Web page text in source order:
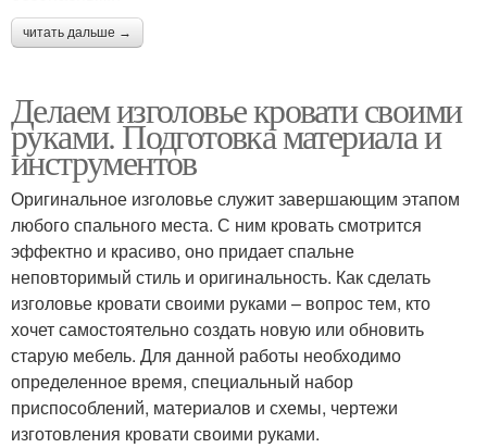
читать дальше →
Делаем изголовье кровати своими
руками. Подготовка материала и
инструментов
Оригинальное изголовье служит завершающим этапом
любого спального места. С ним кровать смотрится
эффектно и красиво, оно придает спальне
неповторимый стиль и оригинальность. Как сделать
изголовье кровати своими руками – вопрос тем, кто
хочет самостоятельно создать новую или обновить
старую мебель. Для данной работы необходимо
определенное время, специальный набор
приспособлений, материалов и схемы, чертежи
изготовления кровати своими руками.